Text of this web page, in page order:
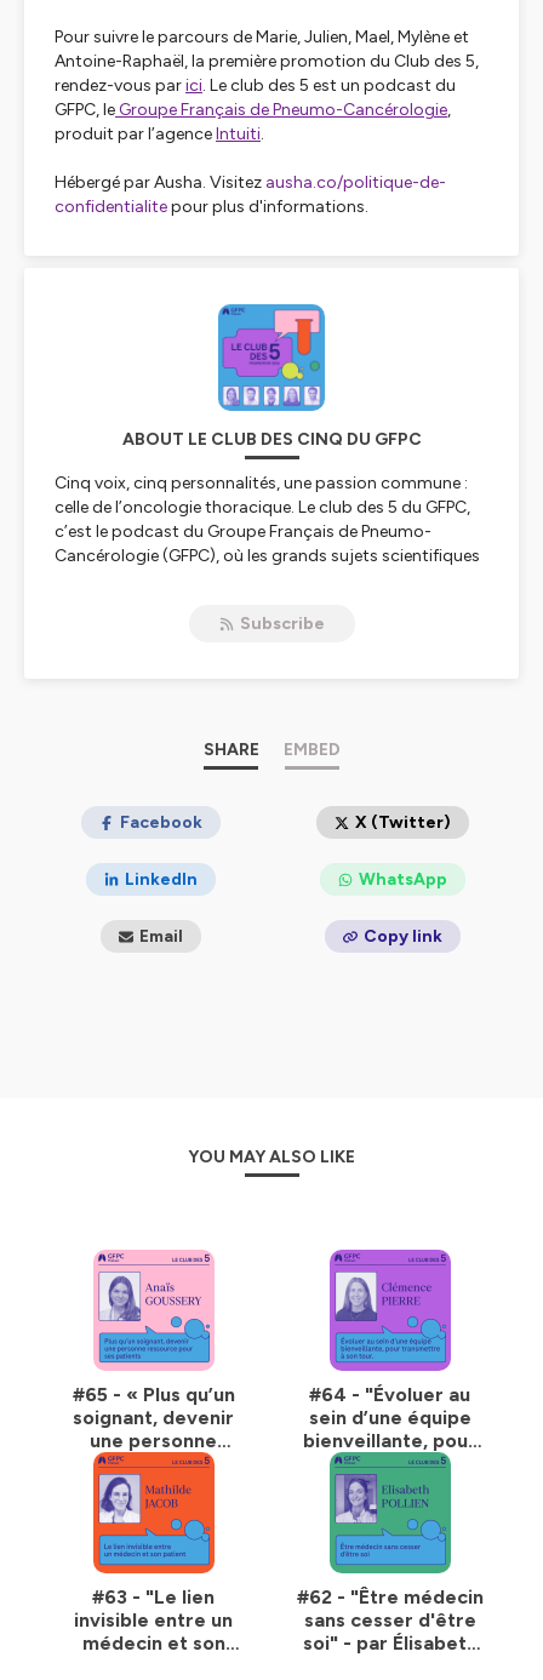
Pour suivre le parcours de Marie, Julien, Mael, Mylène et
Antoine-Raphaël, la première promotion du Club des 5,
rendez-vous parici. Le club des 5 est un podcast du
GFPC, le Groupe Français de Pneumo-Cancérologie,
produit par l’agenceIntuiti.
Hébergé par Ausha. Visitez ausha.co/politique-de-
confidentialitepour plus d'informations.
ABOUT LE CLUB DES CINQ DU GFPC
Cinq voix, cinq personnalités, une passion commune :
celle de l’oncologie thoracique. Le club des 5 du GFPC,
c’est le podcast du Groupe Français de Pneumo-
Cancérologie (GFPC), où les grands sujets scientifiques
d’études, ils racontent leur quotidien de clinicien·ne,
leurs inspirations, leurs doutes parfois - et ce que
leur trajectoire professionnelle.
Un format à la croisée de la science et de l’humain, entre
expertise et introspection. Pour mieux comprendre la
cancérologie thoracique… et celles et ceux qui la font
Subscribe
SHARE EMBED
Facebook X (Twitter)
LinkedIn WhatsApp
Email Copy link
YOU MAY ALSO LIKE
#65 - « Plus qu’un
soignant, devenir
une personne
ressource pour les
patients » - par
Anaïs Goussery
#64 - "Évoluer au
sein d’une équipe
bienveillante, pour
transmettre à son
tour" - par
Clémence Pierre
#63 - "Le lien
invisible entre un
médecin et son
#62 - "Être médecin
sans cesser d'être
soi" - par Élisabeth